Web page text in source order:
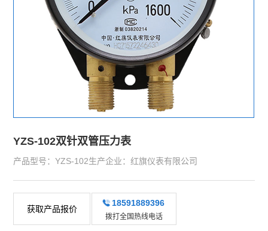
YZS-102双针双管压力表
产品型号：YZS-102生产企业：红旗仪表有限公司
获取产品报价
18591889396
拨打全国热线电话